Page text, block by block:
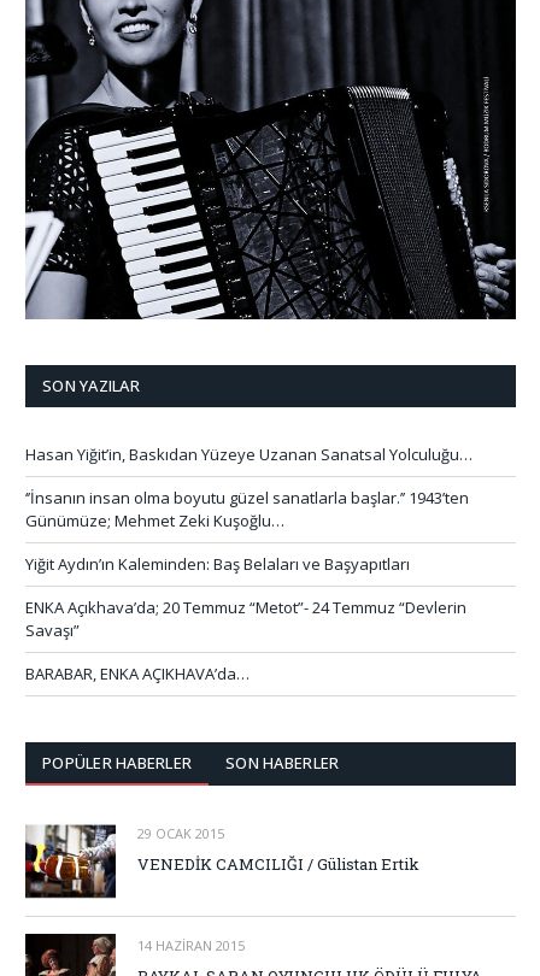
SON YAZILAR
Hasan Yiğit’in, Baskıdan Yüzeye Uzanan Sanatsal Yolculuğu…
‘’İnsanın insan olma boyutu güzel sanatlarla başlar.’’ 1943’ten
Günümüze; Mehmet Zeki Kuşoğlu…
Yiğit Aydın’ın Kaleminden: Baş Belaları ve Başyapıtları
ENKA Açıkhava’da; 20 Temmuz “Metot”- 24 Temmuz “Devlerin
Savaşı”
BARABAR, ENKA AÇIKHAVA’da…
POPÜLER HABERLER SON HABERLER
29 OCAK 2015
VENEDİK CAMCILIĞI / Gülistan Ertik
14 HAZIRAN 2015